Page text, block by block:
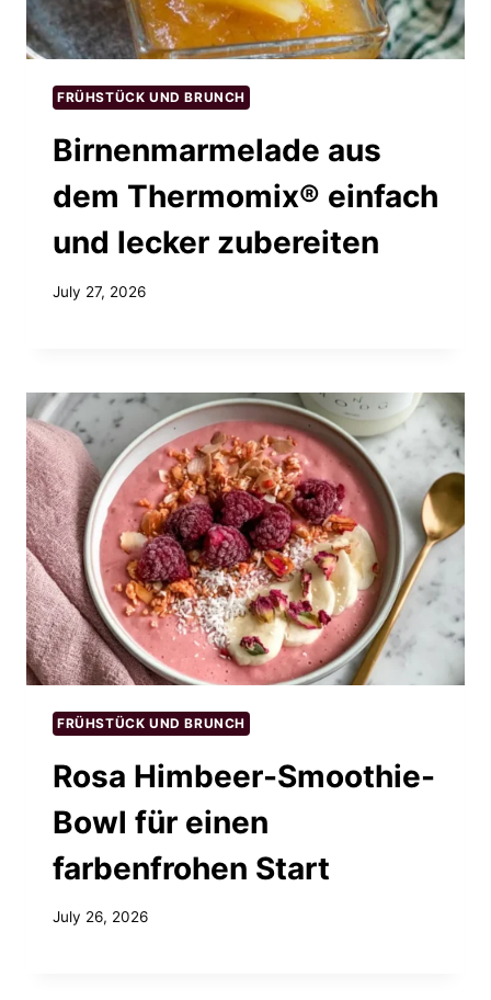
FRÜHSTÜCK UND BRUNCH
Birnenmarmelade aus
dem Thermomix® einfach
und lecker zubereiten
July 27, 2026
FRÜHSTÜCK UND BRUNCH
Rosa Himbeer-Smoothie-
Bowl für einen
farbenfrohen Start
July 26, 2026